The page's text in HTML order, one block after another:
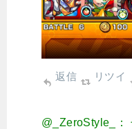
返信 リツイ
@_ZeroStyle_：